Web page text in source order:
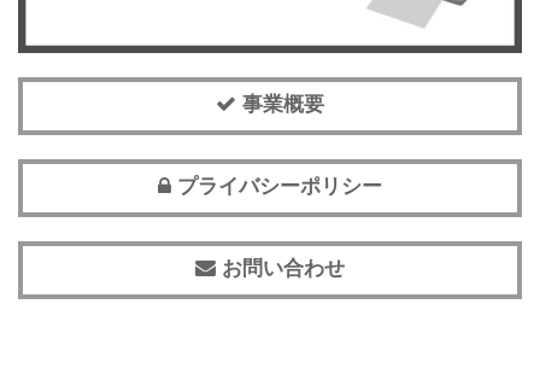
事業概要
プライバシーポリシー
お問い合わせ